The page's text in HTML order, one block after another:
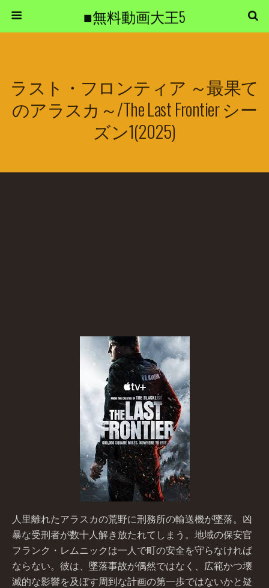
■無料動画大王5
ラスト・フロンティア ～最果て
のアラスカ～/The Last Frontier シー
ズン1(2025)
人里離れたアラスカの荒野に刑務所の輸送機が墜落。凶
暴な受刑者が数十人解き放たれてしまう。地域の保安官
フランク・レムニックは一人で町の安全を守らなければ
ならない。彼は、墜落事故が偶然ではなく、広範かつ壊
滅的な影響を及ぼす周到な計画の第一歩ではないかと疑